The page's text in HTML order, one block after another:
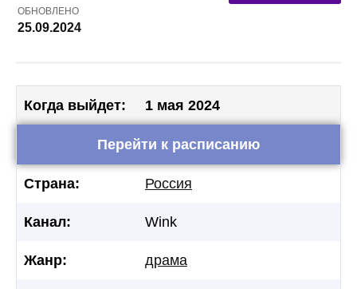
ОБНОВЛЕНО
25.09.2024
Когда выйдет: 1 мая 2024
Перейти к расписанию
Страна: Россия
Канал: Wink
Жанр: драма